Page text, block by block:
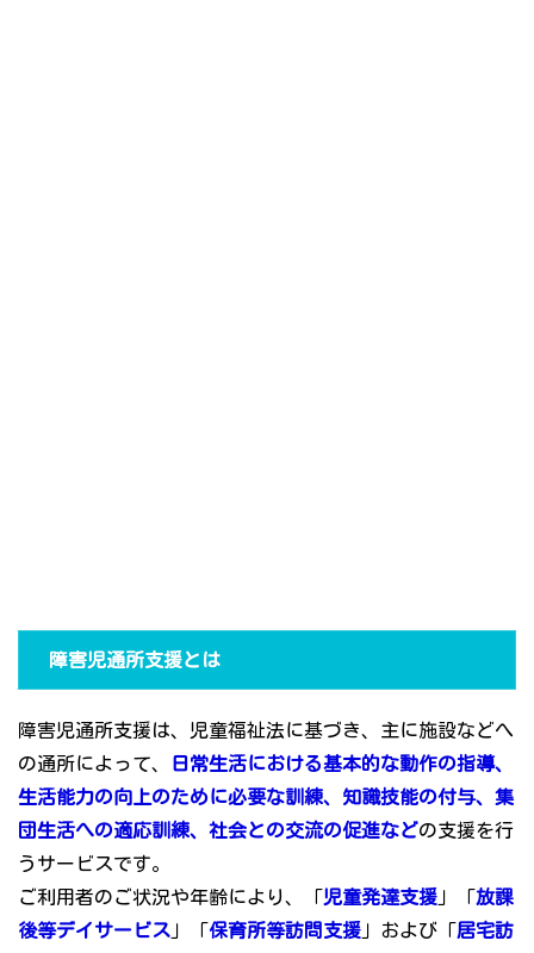
障害児通所支援とは
障害児通所支援は、児童福祉法に基づき、主に施設などへ
の通所によって、
日常生活における基本的な動作の指導、
生活能力の向上のために必要な訓練、知識技能の付与、集
団生活への適応訓練、社会との交流の促進などの支援を行
うサービスです。
ご利用者のご状況や年齢により、「児童発達支援 」「放課
後等デイサービス 」「保育所等訪問支援 」および「居宅訪